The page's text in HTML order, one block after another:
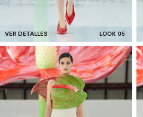
VER DETALLES LOOK 05